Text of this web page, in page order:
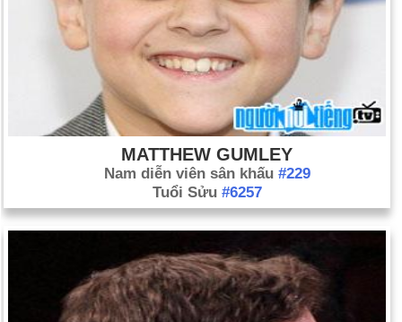
MATTHEW GUMLEY
Nam diễn viên sân khấu #229
Tuổi Sửu #6257